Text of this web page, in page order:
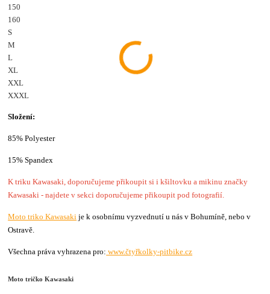
150
160
S
M
L
XL
XXL
XXXL
Složení:
85% Polyester
15% Spandex
K triku Kawasaki, doporučujeme přikoupit si i kšiltovku a mikinu značky
Kawasaki - najdete v sekci doporučujeme přikoupit pod fotografií.
Moto triko Kawasaki je k osobnímu vyzvednutí u nás v Bohumíně, nebo v
Ostravě.
Všechna práva vyhrazena pro: www.čtyřkolky-pitbike.cz
Moto tričko Kawasaki